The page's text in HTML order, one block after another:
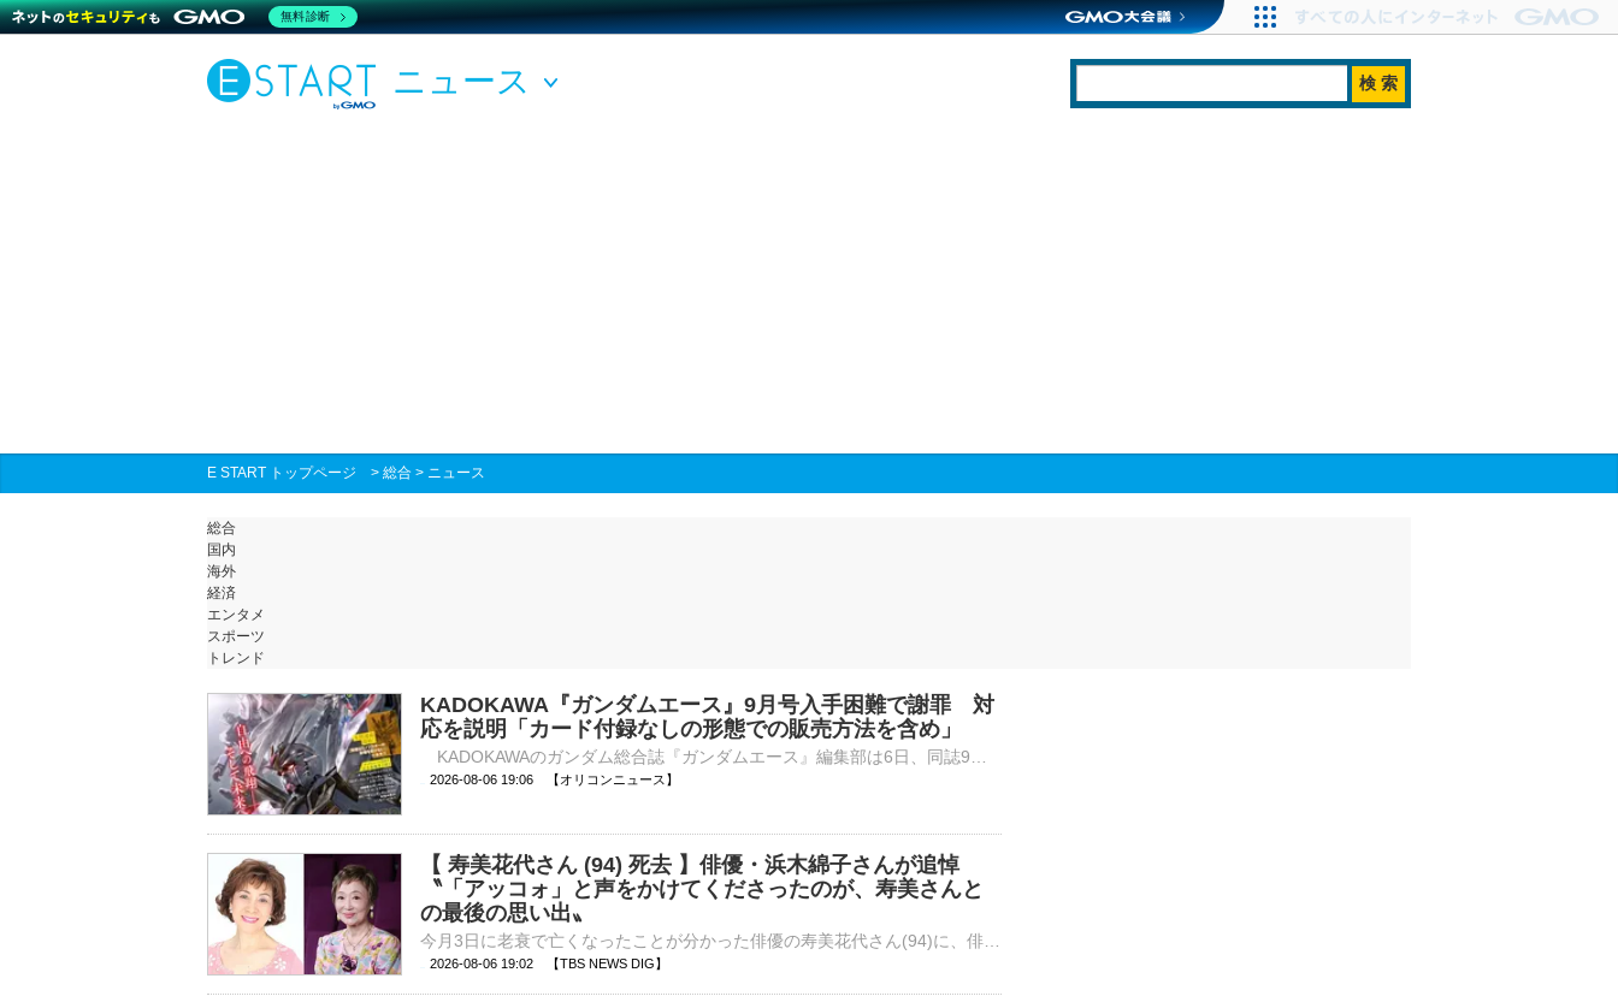
ニュース
E START トップページ > 総合 > ニュース
総合
国内
海外
経済
エンタメ
スポーツ
トレンド
KADOKAWA『ガンダムエース』9月号入手困難で謝罪 対
応を説明「カード付録なしの形態での販売方法を含め」
2026-08-06 19:06 【オリコンニュース】
【 寿美花代さん (94) 死去 】俳優・浜木綿子さんが追悼
〝「アッコォ」と声をかけてくださったのが、寿美さんと
の最後の思い出〟
2026-08-06 19:02 【TBS NEWS DIG】
無料診断